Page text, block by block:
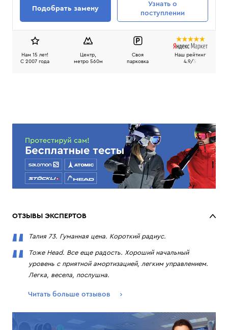
Подобрать замену
Узнать о
поступлении
Нам 15 лет!
C 2007 года
Центр,
метро 560м
Своя
парковка
Наш рейтинг
4.9/5
ОТЗЫВЫ ЭКСПЕРТОВ
Талия 73. Гуманная цена. Короткий радиус.
Тоже Head. Все еще радость. Хороший начальный
уровень с приятной амортизацией, легким управлением.
Легка, весела, послушна.
Читать больше отзывов